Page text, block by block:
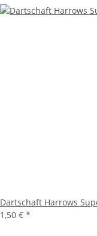
Dartschaft Harrows
1,50 € *